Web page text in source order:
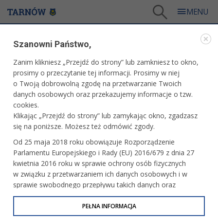
Ogólnopolski Młodzieżowy Czempionat Koni Rasy Huculskiej
WARTO ZOBACZYĆ
OGÓLNOPOLSKI MŁODZIEŻOWY CZEMPIONAT
KONI RASY HUCULSKIEJ
14.06.2026, 13:13 fot. Tomasz Schenk
Szanowni Państwo,
Zanim klikniesz „Przejdź do strony” lub zamkniesz to okno,
prosimy o przeczytanie tej informacji. Prosimy w niej
o Twoją dobrowolną zgodę na przetwarzanie Twoich
danych osobowych oraz przekazujemy informacje o tzw.
cookies.
Klikając „Przejdź do strony” lub zamykając okno, zgadzasz
się na poniższe. Możesz też odmówić zgody.
Od 25 maja 2018 roku obowiązuje Rozporządzenie
Parlamentu Europejskiego i Rady (EU) 2016/679 z dnia 27
kwietnia 2016 roku w sprawie ochrony osób fizycznych
w związku z przetwarzaniem ich danych osobowych i w
sprawie swobodnego przepływu takich danych oraz
uchylenia dyrektywy 95/46/WE (określane jako RODO, GDPR
lub Ogólne Rozporządzenie o Ochronie Danych
PEŁNA INFORMACJA